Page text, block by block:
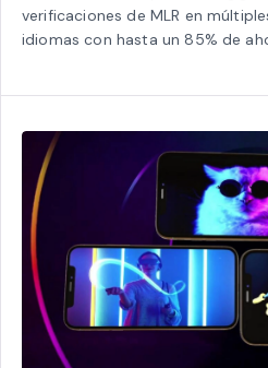
verificaciones de MLR en
idiomas con hasta un 85% de